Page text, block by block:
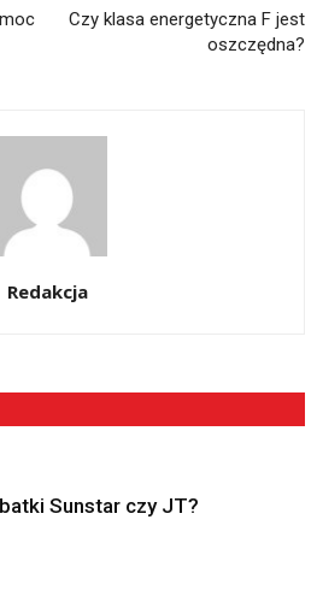
Czy klasa energetyczna F jest
oszczędna?
Redakcja
Sunstar czy JT?